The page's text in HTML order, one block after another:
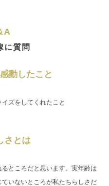
に質問
動したこと
ズをしてくれたこと
さとは
ところだと思います。実年齢は
いないところが私たちらしさだ